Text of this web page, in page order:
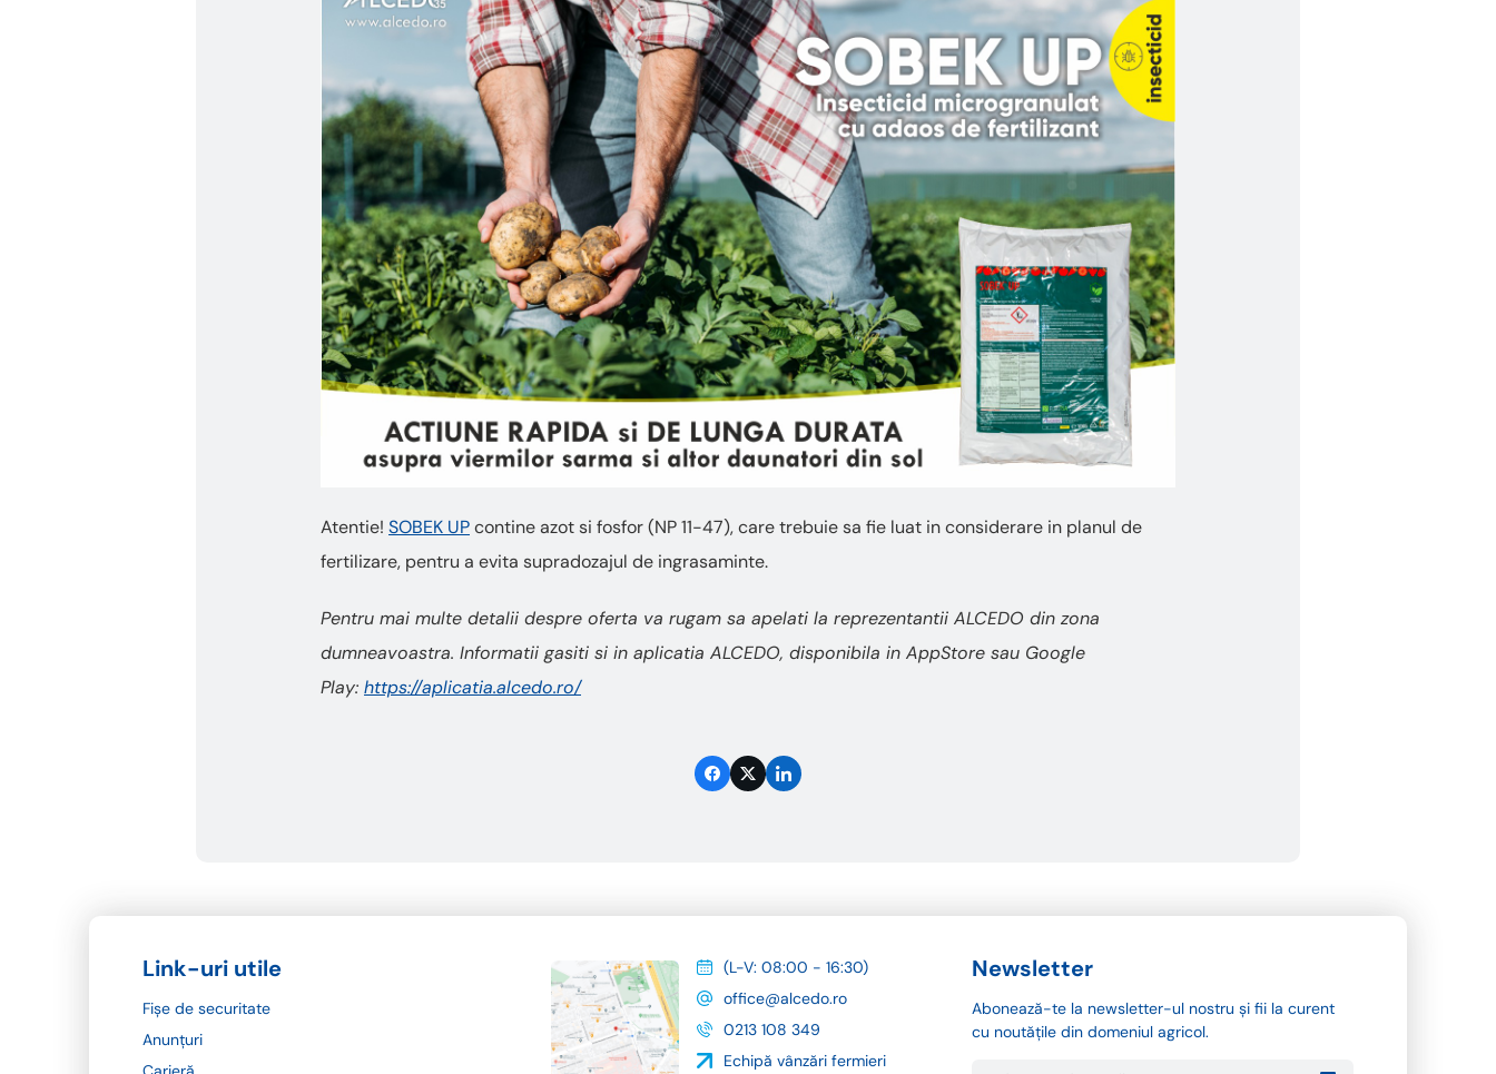
Atentie! SOBEK UPcontine azot si fosfor (NP 11-47), care trebuie sa fie luat in considerare in planul de
fertilizare, pentru a evita supradozajul de ingrasaminte.
Pentru mai multe detalii despre oferta va rugam sa apelati la reprezentantii ALCEDO din zona
dumneavoastra. Informatii gasiti si in aplicatia ALCEDO, disponibila in AppStore sau Google
Play: https://aplicatia.alcedo.ro/
Link-uri utile
Fișe de securitate
Anunțuri
(L-V: 08:00 - 16:30)
office@alcedo.ro
0213 108 349
Echipă vânzări fermieri
Newsletter
Abonează-te la newsletter-ul nostru și fii la curent
cu noutățile din domeniul agricol.